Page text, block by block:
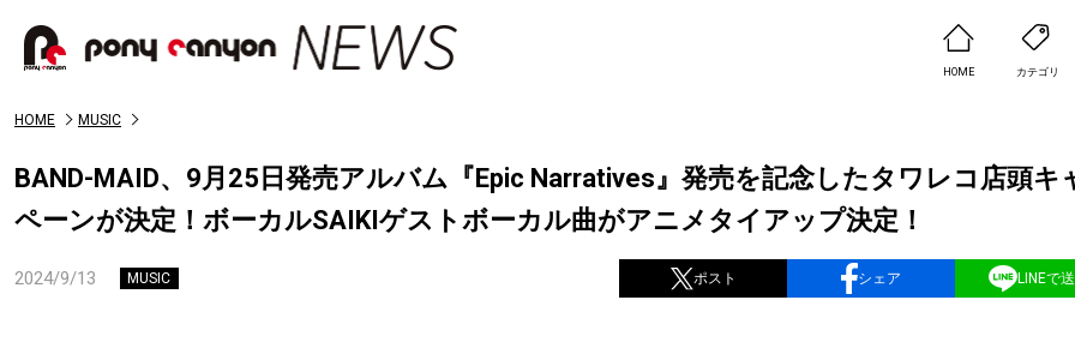
HOME カテゴリ
HOME MUSIC
BAND-MAID、9月25日発売アルバム『Epic Narratives』発売を記念したタワレコ店頭キ
ペーンが決定！ボーカルSAIKIゲストボーカル曲がアニメタイアップ決定！
2024/9/13 MUSIC ポスト シェア LINEで